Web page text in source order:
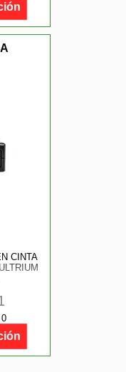
CINTA
0